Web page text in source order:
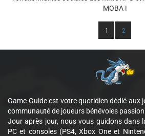
MOBA !
1 2
Game-Guide est votre quotidien dédié aux
communauté de joueurs bénévoles
Jour après jour, nous vous guidons dans
PC et consoles (PS4, Xbox One et